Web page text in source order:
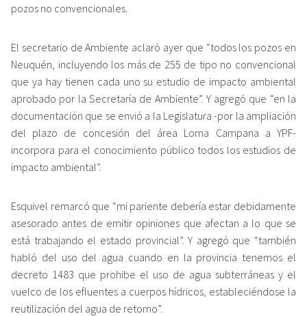
pozos no convencionales.
El secretario de Ambiente aclaró ayer que “todos los pozos en
Neuquén, incluyendo los más de 255 de tipo no convencional
que ya hay tienen cada uno su estudio de impacto ambiental
aprobado por la Secretaría de Ambiente”. Y agregó que “en la
documentación que se envió a la Legislatura -por la ampliación
del plazo de concesión del área Loma Campana a YPF-
incorpora para el conocimiento público todos los estudios de
impacto ambiental”.
Esquivel remarcó que “mi pariente debería estar debidamente
asesorado antes de emitir opiniones que afectan a lo que se
está trabajando el estado provincial”. Y agregó que “también
habló del uso del agua cuando en la provincia tenemos el
decreto 1483 que prohibe el uso de agua subterráneas y el
vuelco de los efluentes a cuerpos hídricos, estableciéndose la
reutilización del agua de retorno”.